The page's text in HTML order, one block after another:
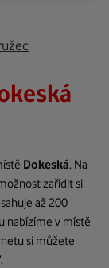
Dokeská. Na
zařídit si
až 200
nabízíme v místě
si můžete